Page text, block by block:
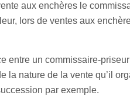
aux enchères le
lors de ventes aux
entre un commissaire-
la nature de la vente qu’il
par exemple.